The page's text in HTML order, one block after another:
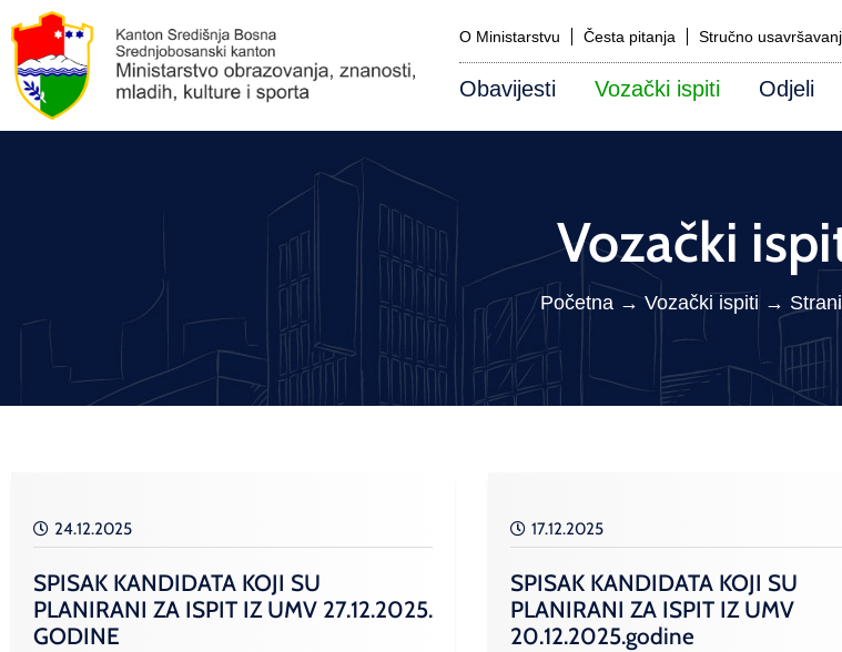
O Ministarstvu Česta pitanja Stručno
Obavijesti Vozački ispiti Odjeli
Vozački
Početna →Vozački ispiti →
24.12.2025
SPISAK KANDIDATA KOJI SU
PLANIRANI ZA ISPIT IZ UMV 27.12.2025.
GODINE
17.12.2025
SPISAK KANDIDATA KOJI SU
PLANIRANI ZA ISPIT IZ UMV
20.12.2025.godine